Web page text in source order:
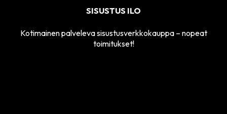
SISUSTUS ILO
Kotimainen palveleva sisustusverkkokauppa – nopeat
toimitukset!